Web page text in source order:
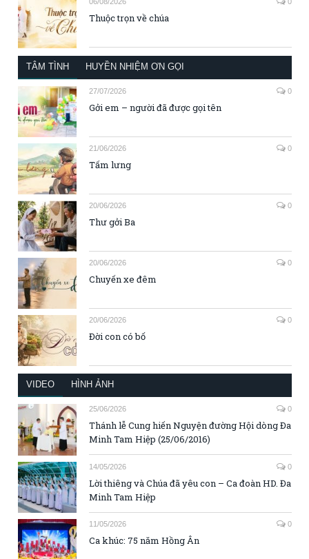
Thuộc trọn về chúa
TÂM TÌNH HUYỀN NHIỆM ƠN GỌI
27/07/2026 0
Gởi em – người đã được gọi tên
21/06/2026 0
Tấm lưng
20/06/2026 0
Thư gởi Ba
20/06/2026 0
Chuyến xe đêm
20/06/2026 0
Đời con có bố
VIDEO HÌNH ẢNH
25/06/2026 0
Thánh lễ Cung hiến Nguyện đường Hội dòng Đa
Minh Tam Hiệp (25/06/2016)
14/05/2026 0
Lời thiêng và Chúa đã yêu con – Ca đoàn HD. Đa
Minh Tam Hiệp
11/05/2026 0
Ca khúc: 75 năm Hồng Ân